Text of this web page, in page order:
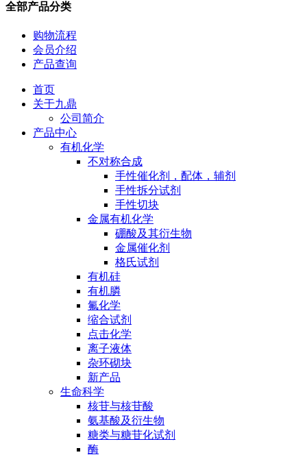
全部产品分类
购物流程
会员介绍
产品查询
首页
关于九鼎
公司简介
产品中心
有机化学
不对称合成
手性催化剂，配体，辅剂
手性拆分试剂
手性切块
金属有机化学
硼酸及其衍生物
金属催化剂
格氏试剂
有机硅
有机膦
氟化学
缩合试剂
点击化学
离子液体
杂环砌块
新产品
生命科学
核苷与核苷酸
氨基酸及衍生物
糖类与糖苷化试剂
酶